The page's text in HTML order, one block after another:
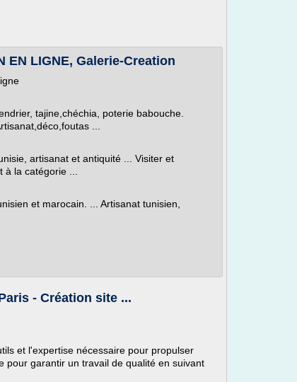
EN LIGNE, Galerie-Creation
tajine,chéchia, poterie babouche.
...
artisanat et antiquité ... Visiter et
la catégorie ...
et marocain. ... Artisanat tunisien,
- Création site ...
et l'expertise nécessaire pour propulser
pour garantir un travail de qualité en suivant